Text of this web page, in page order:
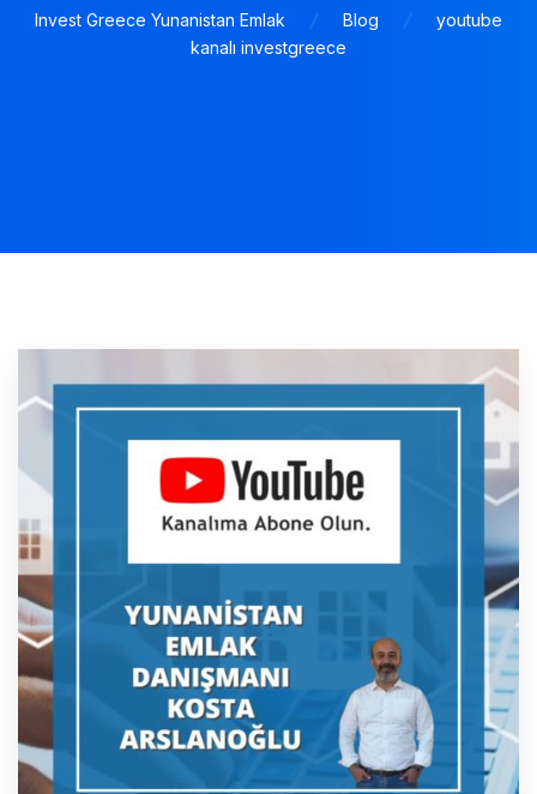
Invest Greece Yunanistan Emlak Blog
youtube
kanalı investgreece